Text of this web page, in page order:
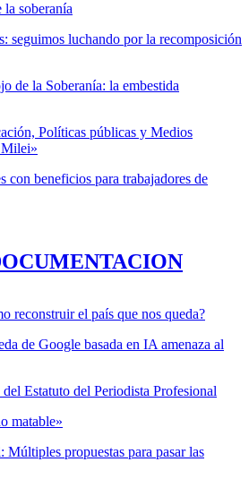
la soberanía
seguimos luchando por la recomposición
de la Soberanía: la embestida
Políticas públicas y Medios
Milei»
beneficios para trabajadores de
reconstruir el país que nos queda?
de Google basada en IA amenaza al
Estatuto del Periodista Profesional
matable»
propuestas para pasar las